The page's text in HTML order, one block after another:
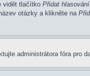
vidět tlačítko Přidat hlasování
otázky a klikněte na
administrátora fóra pro